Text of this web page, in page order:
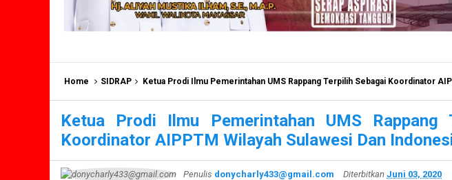
Home SIDRAP Ketua Prodi Ilmu Pemerintahan UMS Rappang Terpilih Sebagai Koordinator AIPPTM
Ketua Prodi Ilmu Pemerintahan UMS Rappang
Koordinator AIPPTM Wilayah Sulawesi Dan
Penulis donycharly433@gmail.com Diterbitkan Juni 03, 2020